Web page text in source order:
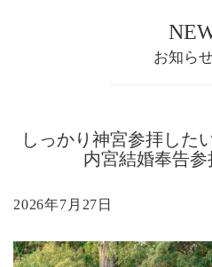
お知ら
しっかり神宮参拝した
内宮結婚奉告
2026年7月27日